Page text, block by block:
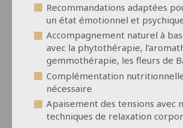
Recommandations adaptées
un état émotionnel et
Accompagnement naturel à
avec la phytothérapie,
gemmothérapie, les fleurs de
Complémentation
nécessaire
Apaisement des tensions avec
techniques de relaxation